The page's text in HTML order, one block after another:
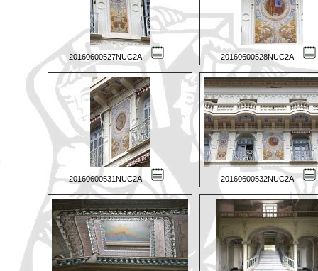
20160600527NUC2A 20160600528NUC2A
20160600531NUC2A 20160600532NUC2A